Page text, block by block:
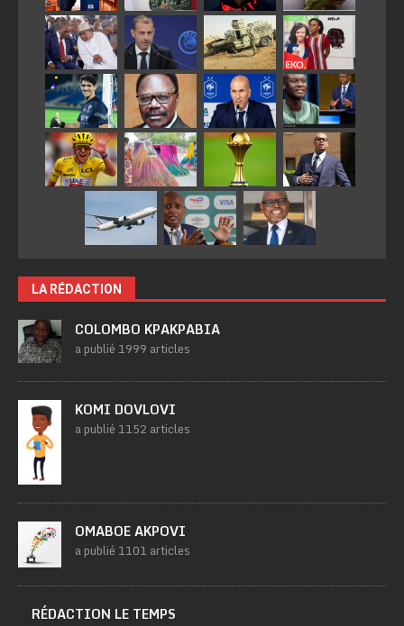
LA RÉDACTION
COLOMBO KPAKPABIA
a publié 1999 articles
KOMI DOVLOVI
a publié 1152 articles
OMABOE AKPOVI
a publié 1101 articles
RÉDACTION LE TEMPS